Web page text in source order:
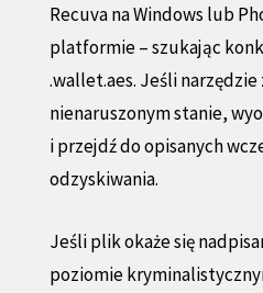
Recuva na Windows lub
platformie – szukając
.wallet.aes. Jeśli
nienaruszonym stanie,
i przejdź do opisanych
odzyskiwania.
Jeśli plik okaże się
poziomie